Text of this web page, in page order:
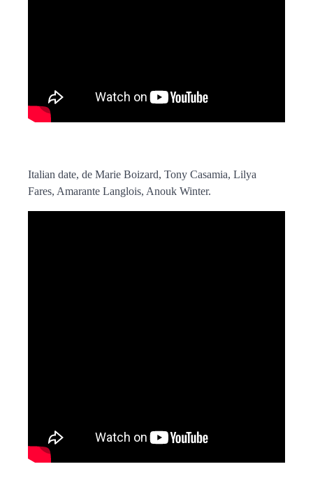
Italian date, de Marie Boizard, Tony Casamia, Lilya
Fares, Amarante Langlois, Anouk Winter.